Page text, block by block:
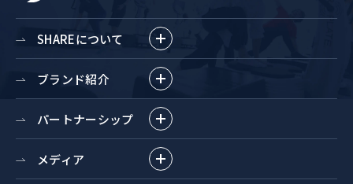
SHAREについて
ブランド紹介
パートナーシップ
メディア